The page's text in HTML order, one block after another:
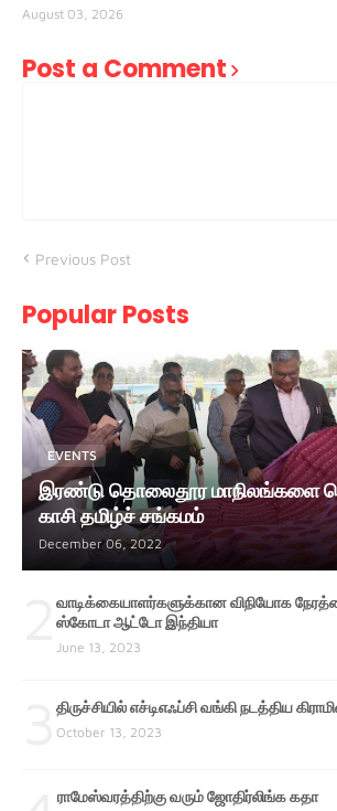
August 03, 2026
Post a Comment
Previous Post
Popular Posts
EVENTS
இரண்டு தொலைதூர மாநிலங்களை
காசி தமிழ்ச் சங்கமம்
December 06, 2022
வாடிக்கையாளர்களுக்கான விநியோக
ஸ்கோடா ஆட்டோ இந்தியா
June 13, 2023
திருச்சியில் எச்டிஎஃப்சி வங்கி நடத்திய
October 13, 2023
ராமேஸ்வரத்திற்கு வரும் ஜோதிர்லிங்க கதா